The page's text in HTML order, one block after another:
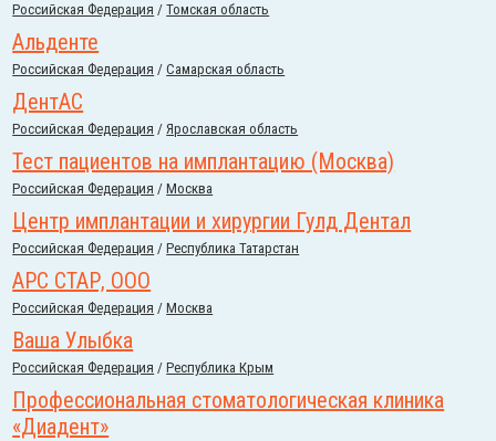
Российcкая Федерация /Томская область
Альденте
Российcкая Федерация /Самарская область
ДентАС
Российcкая Федерация /Ярославская область
Тест пациентов на имплантацию (Москва)
Российcкая Федерация /Москва
Центр имплантации и хирургии Гулд Дентал
Российcкая Федерация /Республика Татарстан
АРС СТАР, ООО
Российcкая Федерация /Москва
Ваша Улыбка
Российcкая Федерация /Республика Крым
Профессиональная стоматологическая клиника
«Диадент»